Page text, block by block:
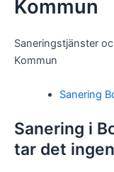
Kommun
Saneringstjänster
Kommun
Sanering
Sanering i
tar det